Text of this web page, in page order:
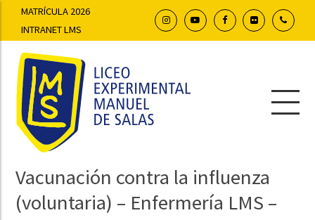
MATRÍCULA 2026
INTRANET LMS
Vacunación contra la influenza
(voluntaria) – Enfermería LMS –